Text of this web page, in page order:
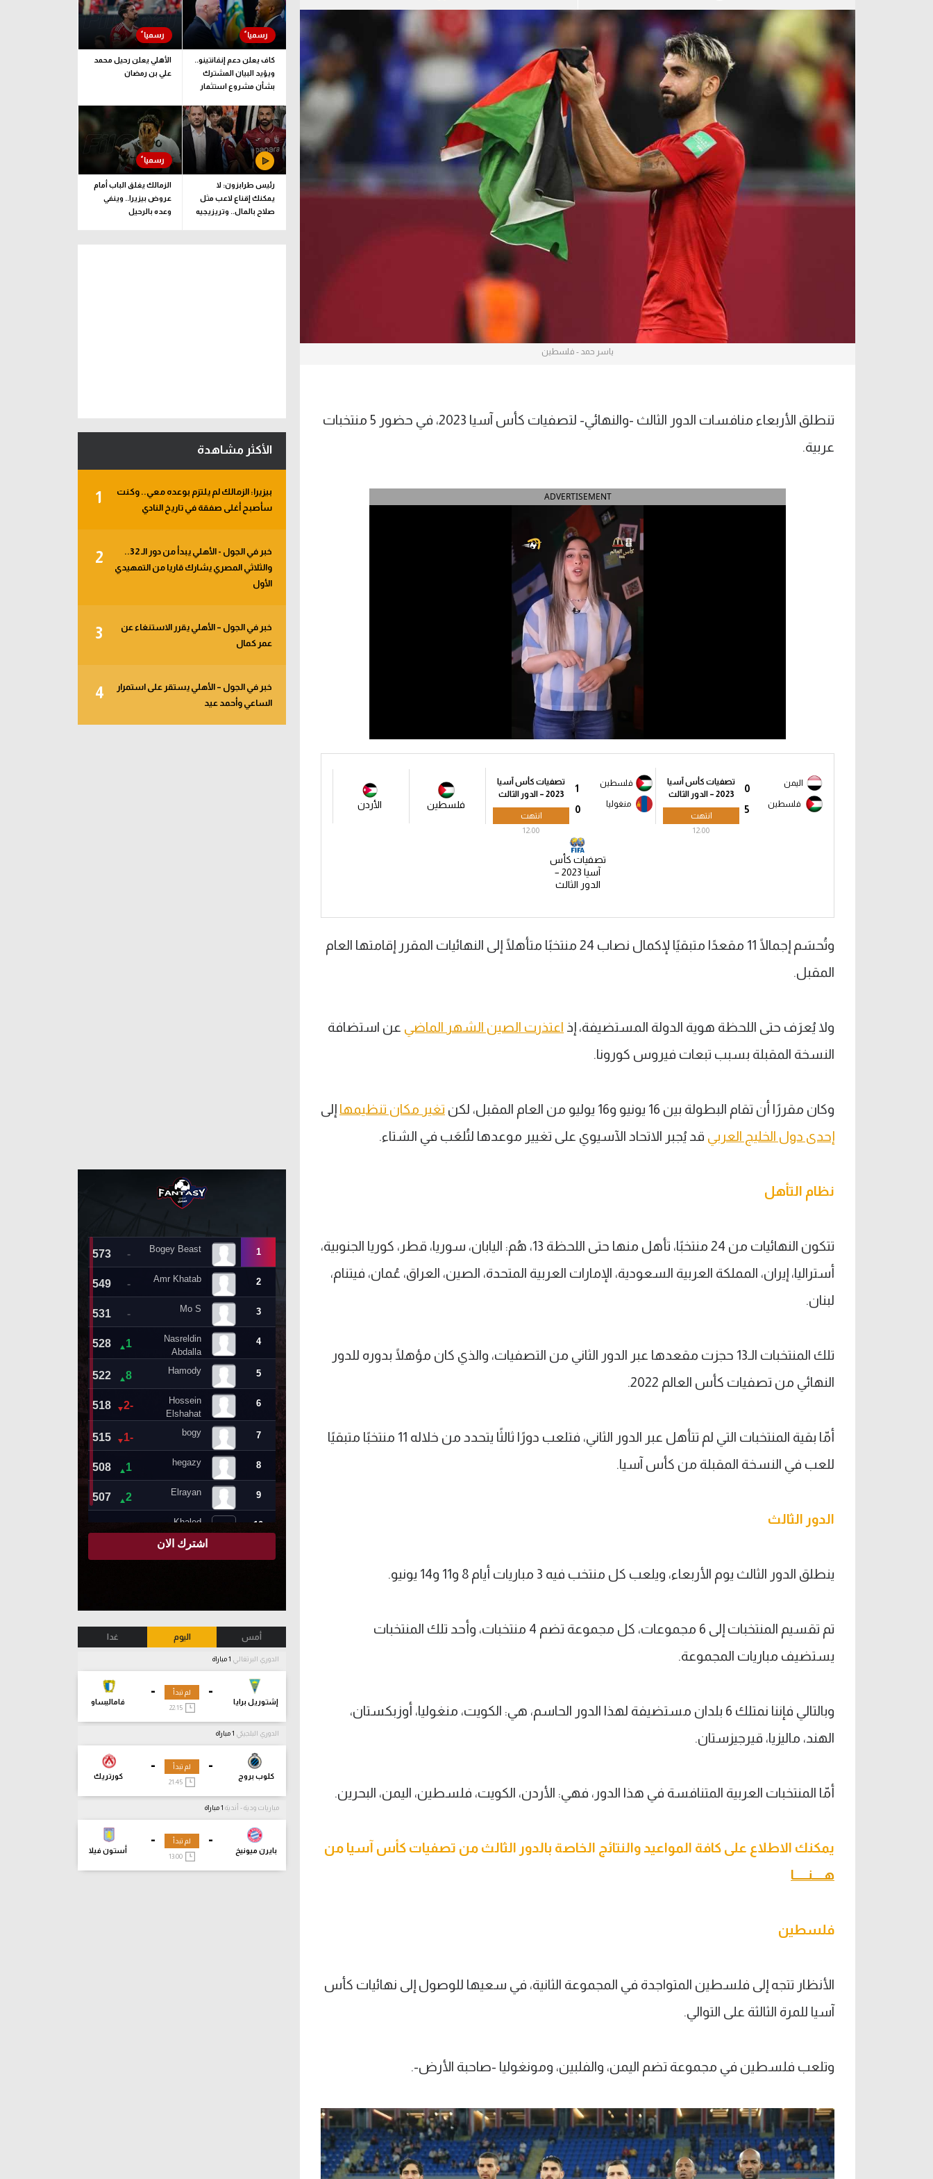
آراء حرة
ركن الألعاب
الدوري السعودي للمحترفين
دوري أبطال أوروبا
دوري أبطال إفريقيا
كل البطولات
القسم الثاني
رياضات أخرى
آسيا
أمريكا
ياسر حمد - فلسطين
تنطلق الأربعاء منافسات الدور الثالث -والنهائي- لتصفيات كأس آسيا 2023، في حضور 5 منتخبات
عربية.
ADVERTISEMENT
0
اليمن
5
فلسطين
تصفيات كأس آسيا
2023 – الدور الثالث
انتهت
12:00
1
فلسطين
0
منغوليا
تصفيات كأس آسيا
2023 – الدور الثالث
انتهت
12:00
فلسطين الأردن
تصفيات كأس
آسيا 2023 –
الدور الثالث
وتُحسَم إجمالًا 11 مقعدًا متبقيًا لإكمال نصاب 24 منتخبًا متأهلًا إلى النهائيات المقرر إقامتها العام
المقبل.
ولا يُعرَف حتى اللحظة هوية الدولة المستضيفة، إذ اعتذرت الصين الشهر الماضي عن استضافة
النسخة المقبلة بسبب تبعات فيروس كورونا.
وكان مقررًا أن تقام البطولة بين 16 يونيو و16 يوليو من العام المقبل، لكن تغير مكان تنظيمها إلى
إحدى دول الخليج العربي قد يُجبر الاتحاد الآسيوي على تغيير موعدها لتُلعَب في الشتاء.
نظام التأهل
تتكون النهائيات من 24 منتخبًا، تأهل منها حتى اللحظة 13، هُم: اليابان، سوريا، قطر، كوريا الجنوبية،
أستراليا، إيران، المملكة العربية السعودية، الإمارات العربية المتحدة، الصين، العراق، عُمان، فيتنام،
لبنان.
تلك المنتخبات الـ13 حجزت مقعدها عبر الدور الثاني من التصفيات، والذي كان مؤهلًا بدوره للدور
النهائي من تصفيات كأس العالم 2022.
أمّا بقية المنتخبات التي لم تتأهل عبر الدور الثاني، فتلعب دورًا ثالثًا يتحدد من خلاله 11 منتخبًا متبقيًا
للعب في النسخة المقبلة من كأس آسيا.
الدور الثالث
ينطلق الدور الثالث يوم الأربعاء، ويلعب كل منتخب فيه 3 مباريات أيام 8 و11 و14 يونيو.
تم تقسيم المنتخبات إلى 6 مجموعات، كل مجموعة تضم 4 منتخبات، وأحد تلك المنتخبات
يستضيف مباريات المجموعة.
وبالتالي فإننا نمتلك 6 بلدان مستضيفة لهذا الدور الحاسم، هي: الكويت، منغوليا، أوزبكستان،
الهند، ماليزيا، قيرجيزستان.
أمّا المنتخبات العربية المتنافسة في هذا الدور، فهي: الأردن، الكويت، فلسطين، اليمن، البحرين.
يمكنك الاطلاع على كافة المواعيد والنتائج الخاصة بالدور الثالث من تصفيات كأس آسيا من
هــــنـــــا
فلسطين
الأنظار تتجه إلى فلسطين المتواجدة في المجموعة الثانية، في سعيها للوصول إلى نهائيات كأس
آسيا للمرة الثالثة على التوالي.
وتلعب فلسطين في مجموعة تضم اليمن، والفلبين، ومونغوليا -صاحبة الأرض-.
كاف يعلن دعم إنفانتينو..
ويؤيد البيان المشترك
بشأن مشروع استثمار
الأهلي يعلن رحيل محمد
علي بن رمضان
رئيس طرابزون: لا
يمكنك إقناع لاعب مثل
صلاح بالمال.. وتريزيجيه
الزمالك يغلق الباب أمام
عروض بيزيرا.. وينفي
وعده بالرحيل
الأكثر مشاهدة
1
بيزيرا: الزمالك لم يلتزم بوعده معي.. وكنت
سأصبح أغلى صفقة في تاريخ النادي
2
خبر في الجول - الأهلي يبدأ من دور الـ 32..
والثلاثي المصري يشارك قاريا من التمهيدي
الأول
3
خبر في الجول – الأهلي يقرر الاستنغاء عن
عمر كمال
4
خبر في الجول – الأهلي يستقر على استمرار
الساعي وأحمد عيد
أمس اليوم غدا
الدوري البرتغالي
-
إشتوريل برايا
-
فاماليساو
لم تبدأ
22:15
الدوري البلجيكي
-
كلوب بروج
-
كورتريك
لم تبدأ
مباريات ودية - أندية
-
بايرن ميونيخ
-
أستون فيلا
لم تبدأ